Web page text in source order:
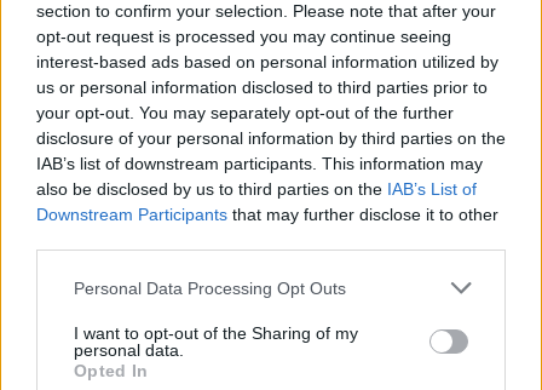
section to confirm your selection. Please note that after your
opt-out request is processed you may continue seeing
interest-based ads based on personal information utilized by
us or personal information disclosed to third parties prior to
your opt-out. You may separately opt-out of the further
disclosure of your personal information by third parties on the
IAB’s list of downstream participants. This information may
also be disclosed by us to third parties on the IAB’s List of
Downstream Participants that may further disclose it to other
Please note that this website/app uses one or more Google
not limited to your visit or usage behaviour. You may click to
grant or deny consent to Google and its third-party tags to
use your data for below specified purposes in below Google
Personal Data Processing Opt Outs
I want to opt-out of the Sharing of my
personal data.
Opted In
NEWS
Petrolio in calo: Brent a 88.9 dollari, ribassi diffusi tra le
materie prime